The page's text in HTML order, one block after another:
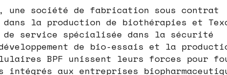
une société de fabrication sous contrat
dans la production de biothérapies et
de service spécialisée dans la sécurité
de bio-essais et la
BPF unissent leurs forces pour
intégrés aux entreprises